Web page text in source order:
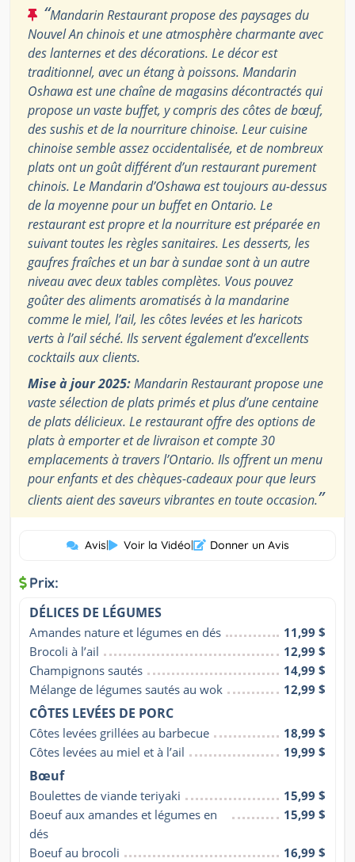
“Mandarin Restaurant propose des paysages du
Nouvel An chinois et une atmosphère charmante avec
des lanternes et des décorations. Le décor est
traditionnel, avec un étang à poissons. Mandarin
Oshawa est une chaîne de magasins décontractés qui
propose un vaste buffet, y compris des côtes de bœuf,
des sushis et de la nourriture chinoise. Leur cuisine
chinoise semble assez occidentalisée, et de nombreux
plats ont un goût différent d’un restaurant purement
chinois. Le Mandarin d’Oshawa est toujours au-dessus
de la moyenne pour un buffet en Ontario. Le
restaurant est propre et la nourriture est préparée en
suivant toutes les règles sanitaires. Les desserts, les
gaufres fraîches et un bar à sundae sont à un autre
niveau avec deux tables complètes. Vous pouvez
goûter des aliments aromatisés à la mandarine
comme le miel, l’ail, les côtes levées et les haricots
verts à l’ail séché. Ils servent également d’excellents
cocktails aux clients.
Mise à jour 2025:Mandarin Restaurant propose une
vaste sélection de plats primés et plus d’une centaine
de plats délicieux. Le restaurant offre des options de
plats à emporter et de livraison et compte 30
emplacements à travers l’Ontario. Ils offrent un menu
pour enfants et des chèques-cadeaux pour que leurs
clients aient des saveurs vibrantes en toute occasion.”
Avis| Voir la Vidéo| Donner un Avis
Prix:
DÉLICES DE LÉGUMES
Amandes nature et légumes en dés
11,99 $
Brocoli à l’ail
12,99 $
Champignons sautés
14,99 $
Mélange de légumes sautés au wok
12,99 $
CÔTES LEVÉES DE PORC
Côtes levées grillées au barbecue
18,99 $
Côtes levées au miel et à l’ail
19,99 $
Bœuf
Boulettes de viande teriyaki
15,99 $
Boeuf aux amandes et légumes en
dés
15,99 $
Boeuf au brocoli
16,99 $